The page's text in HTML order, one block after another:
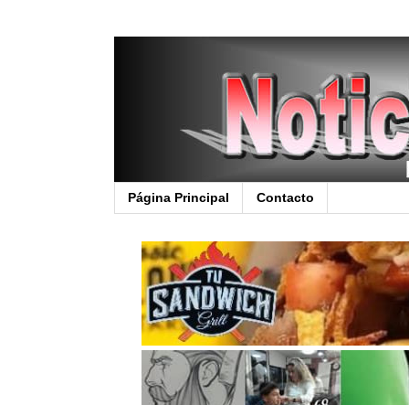
Página Principal Contacto